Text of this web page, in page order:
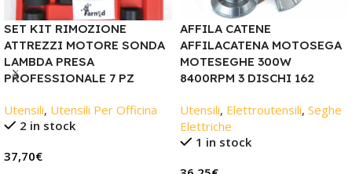
SET KIT RIMOZIONE
ATTREZZI MOTORE SONDA
LAMBDA PRESA
PROFESSIONALE 7 PZ
Utensili, Utensili Per Officina
2 in stock
37,70€
AFFILA CATENE
AFFILACATENA MOTOSEGA
MOTESEGHE 300W
8400RPM 3 DISCHI 162
Utensili, Elettroutensili, Seghe
Elettriche
1 in stock